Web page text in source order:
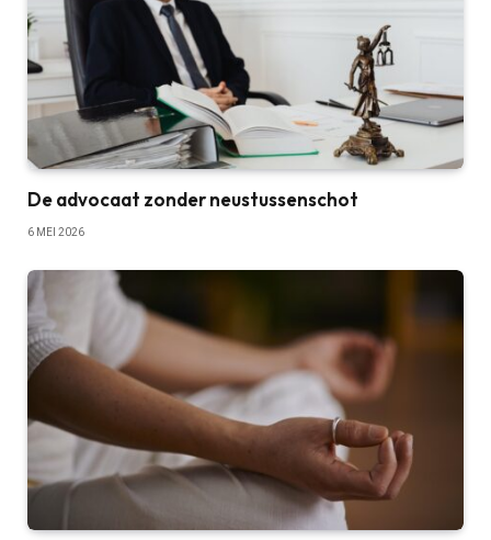
De advocaat zonder neustussenschot
6 MEI 2026